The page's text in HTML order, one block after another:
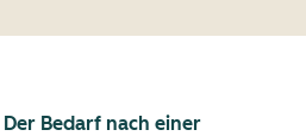
Bedarf nach einer